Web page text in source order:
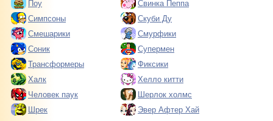
Поу
Свинка Пеппа
Симпсоны
Скуби Ду
Смешарики
Смурфики
Соник
Супермен
Трансформеры
Фиксики
Халк
Хелло китти
Человек паук
Шерлок холмс
Шрек
Эвер Афтер Хай